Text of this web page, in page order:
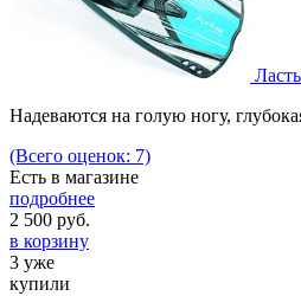
Надеваются на голую ногу,
(Всего оценок: 7)
Есть в магазине
подробнее
2 500 руб.
в корзину
3 уже
купили